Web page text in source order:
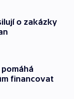
o zakázky
financovat